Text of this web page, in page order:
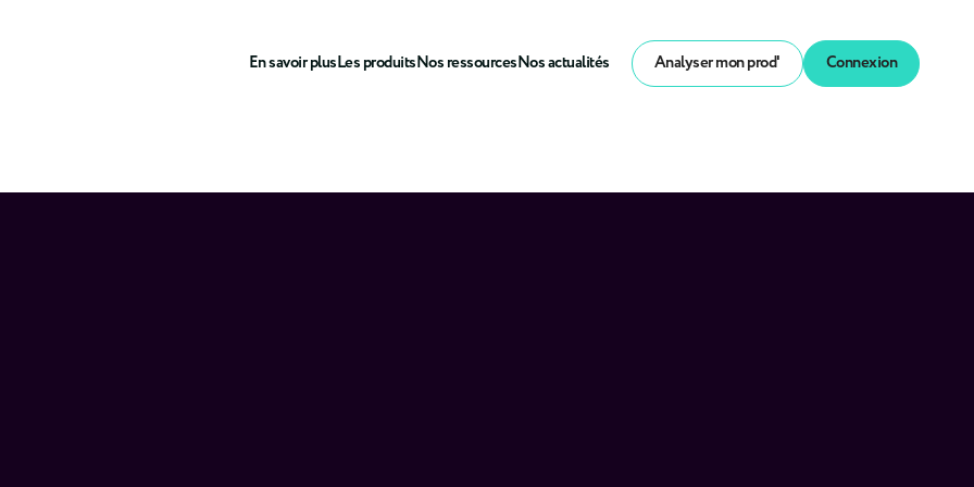
En savoir plusLes produitsNos ressourcesNos actualités Analyser mon prod' Connexion